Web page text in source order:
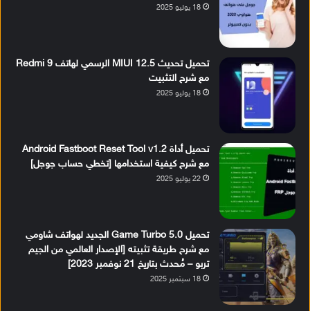
18 يوليو 2025
تحميل تحديث MIUI 12.5 الرسمي لهاتف Redmi 9
مع شرح التثبيت
18 يوليو 2025
تحميل أداة Android Fastboot Reset Tool v1.2
مع شرح كيفية استخدامها [تخطي حساب جوجل]
22 يوليو 2025
تحميل Game Turbo 5.0 الجديد لهواتف شاومي
مع شرح طريقة تثبيته [الإصدار العالمي من الجيم
تربو – مُحدث بتاريخ 21 نوفمبر 2023]
18 سبتمبر 2025